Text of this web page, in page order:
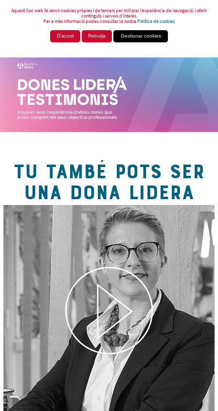
Aquest lloc web fa servir cookies pròpies i de tercers per millorar l’experiència de navegació, i oferir
continguts i serveis d’interès.
Per a més informació podeu consultar la nostraPolítica de cookies
D'acord Rebutja Gestionar cookies
TU TAMBÉ POTS SER
UNA DONA LIDERA